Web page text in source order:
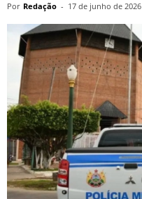
Por Redação - 17 de junho de 2026